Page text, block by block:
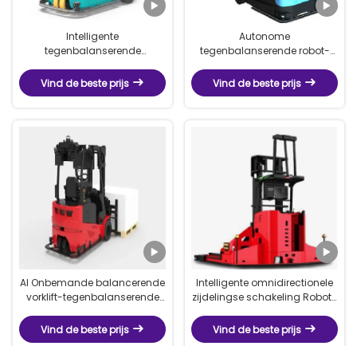
Intelligente
tegenbalanserende
Tegenbalanserende
onbemande vorklift
Vind de beste prijs
Autonome
tegenbalanserende robot-
onbemande vorklift
Vind de beste prijs
AI Onbemande balancerende
vorklift-tegenbalanserende
Vind de beste prijs
Intelligente omnidirectionele
zijdelingse schakeling Robot-
onbemande vorklift
Vind de beste prijs